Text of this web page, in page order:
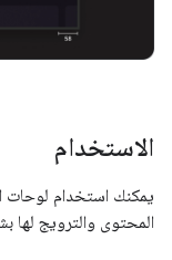
الاستخدام
يمكنك استخدام لوحات
المحتوى والترويج